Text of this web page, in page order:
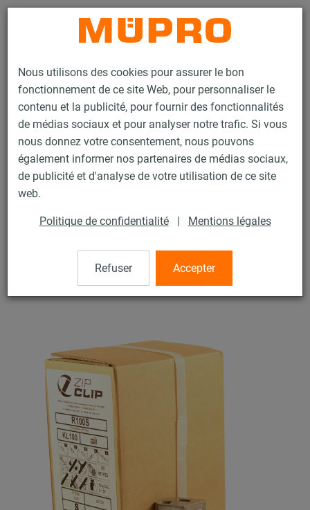
Nous utilisons des cookies pour assurer le bon
fonctionnement de ce site Web, pour personnaliser le
contenu et la publicité, pour fournir des fonctionnalités
de médias sociaux et pour analyser notre trafic. Si vous
nous donnez votre consentement, nous pouvons
également informer nos partenaires de médias sociaux,
de publicité et d'analyse de votre utilisation de ce site
web.
Politique de confidentialité | Mentions légales
Refuser Accepter
Contact
Produits Technique de fixation
Systèmes de suspension par câble
Rize
Rize
Clip de fixation FRKL200 CPS 230 kg - SACHET 10 PCS